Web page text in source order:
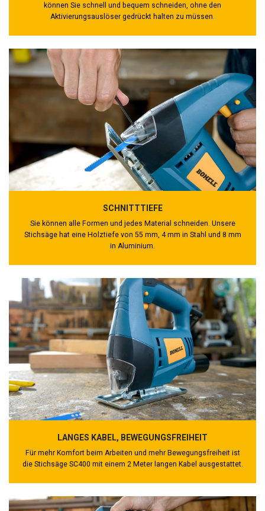
können Sie schnell und bequem schneiden, ohne den
Aktivierungsauslöser gedrückt halten zu müssen.
SCHNITTTIEFE
Sie können alle Formen und jedes Material schneiden. Unsere
Stichsäge hat eine Holztiefe von 55 mm, 4 mm in Stahl und 8 mm
in Aluminium.
LANGES KABEL, BEWEGUNGSFREIHEIT
Für mehr Komfort beim Arbeiten und mehr Bewegungsfreiheit ist
die Stichsäge SC400 mit einem 2 Meter langen Kabel ausgestattet.